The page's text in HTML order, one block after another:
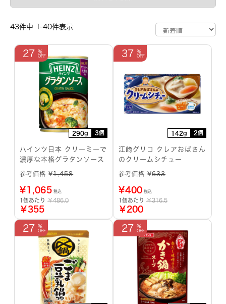
43件中 1-40件表示
290g 3個
27
ハインツ日本 クリーミーで
濃厚な本格グラタンソース
参考価格 ¥1,458
¥1,065 税込
1個あたり￥486.0
￥355
142g 2個
37
江崎グリコ クレアおばさん
のクリームシチュー
参考価格 ¥633
¥400 税込
1個あたり ￥316.5
￥200
27 27